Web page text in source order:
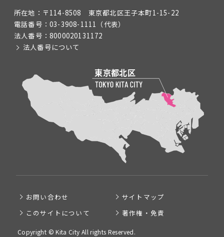
所在地： 〒114-8508 東京都北区王子本町1-15-22
電話番号： 03-3908-1111 （代表）
法人番号： 8000020131172
法人番号について
お問い合わせ
サイトマップ
このサイトについて
著作権・免責
Copyright © Kita City All rights Reserved.